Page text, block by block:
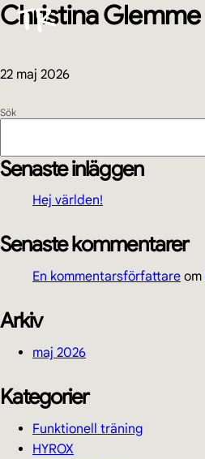
Hoppa
till
Hoppa
till
Hoppa
till
sidofältet
Hoppa
till
Christina Glemme
22 maj 2026
Primärt
Sök
Senaste inläggen
Hej världen!
Senaste kommentarer
En kommentarsförfattare om
Arkiv
maj 2026
Kategorier
Funktionell träning
HYROX